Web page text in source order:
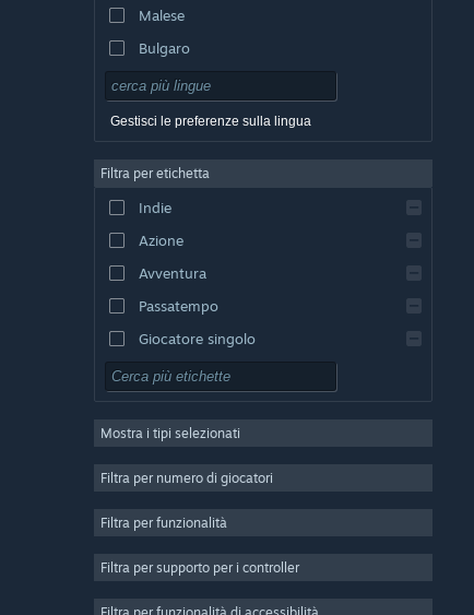
Malese
Bulgaro
Ceco
Danese
Inglese
Spagnolo - Spagna
Spagnolo - America Latina
Gestisci le preferenze sulla lingua
Filtra per etichetta
Indie
Azione
Avventura
Passatempo
Giocatore singolo
Simulazione
Strategia
Free-to-Play
Mostra i tipi selezionati
Filtra per numero di giocatori
Filtra per funzionalità
Filtra per supporto per i controller